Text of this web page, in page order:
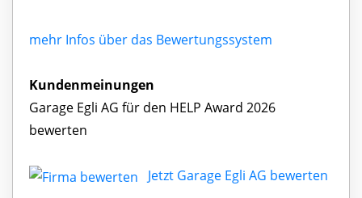
mehr Infos über das Bewertungssystem
Kundenmeinungen
Garage Egli AG für den HELP Award 2026
bewerten
Jetzt Garage Egli AG bewerten